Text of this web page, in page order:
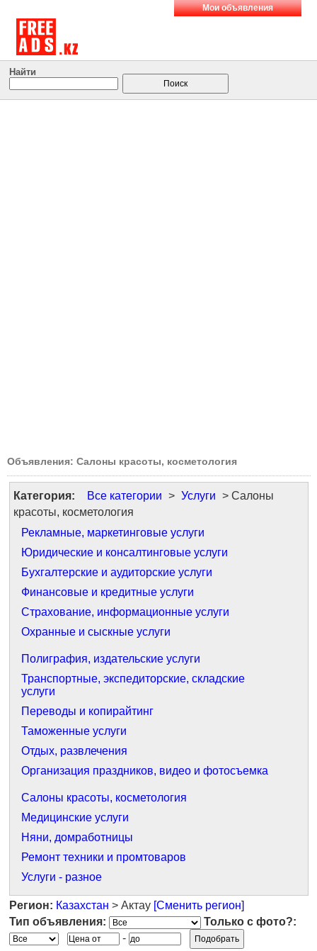
Мои объявления
Найти
Объявления: Салоны красоты, косметология
Категория: Все категории > Услуги > Салоны
красоты, косметология
Рекламные, маркетинговые услуги
Юридические и консалтинговые услуги
Бухгалтерские и аудиторские услуги
Финансовые и кредитные услуги
Страхование, информационные услуги
Охранные и сыскные услуги
Полиграфия, издательские услуги
Транспортные, экспедиторские, складские
услуги
Переводы и копирайтинг
Таможенные услуги
Отдых, развлечения
Организация праздников, видео и фотосъемка
Салоны красоты, косметология
Медицинские услуги
Няни, домработницы
Ремонт техники и промтоваров
Услуги - разное
Регион: Казахстан > Актау [Сменить регион]
Тип объявления:
Только с фото?:
-